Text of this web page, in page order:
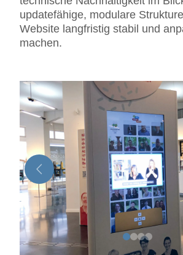
updatefähige, modulare
Website langfristig stabil und
machen.
0 1 23